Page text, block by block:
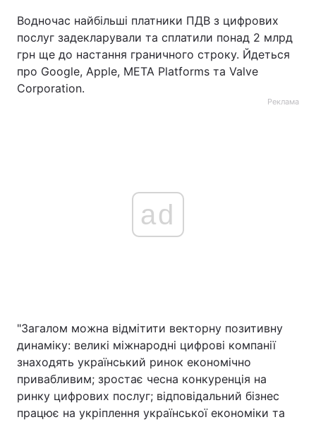
Водночас найбільші платники ПДВ з цифрових
послуг задекларували та сплатили понад 2 млрд
грн ще до настання граничного строку. Йдеться
про Google, Apple, META Platforms та Valve
Corporation.
Реклама
ad
"Загалом можна відмітити векторну позитивну
динаміку: великі міжнародні цифрові компанії
знаходять український ринок економічно
привабливим; зростає чесна конкуренція на
ринку цифрових послуг; відповідальний бізнес
працює на укріплення української економіки та